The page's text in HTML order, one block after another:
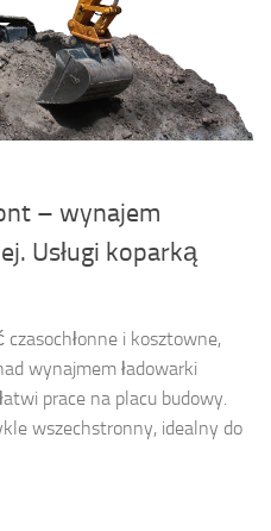
– wynajem
Usługi koparką
i kosztowne,
wynajmem ładowarki
prace na placu budowy.
wszechstronny, idealny do